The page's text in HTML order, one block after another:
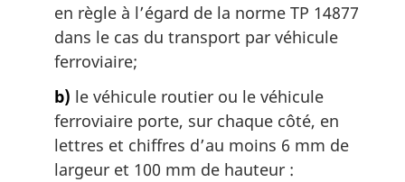
en règle à l’égard de la norme TP 14877
dans le cas du transport par véhicule
ferroviaire;
b) le véhicule routier ou le véhicule
ferroviaire porte, sur chaque côté, en
lettres et chiffres d’au moins 6 mm de
largeur et 100 mm de hauteur :